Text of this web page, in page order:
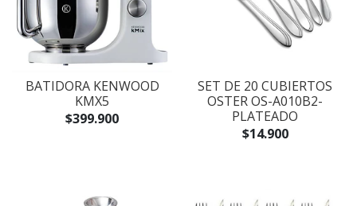
BATIDORA KENWOOD
KMX5
$399.900
SET DE 20 CUBIERTOS
OSTER OS-A010B2-
PLATEADO
$14.900